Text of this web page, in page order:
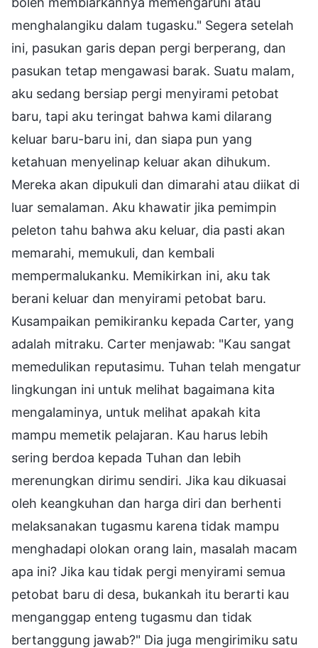
menghalangiku dalam tugasku." Segera setelah
ini, pasukan garis depan pergi berperang, dan
pasukan tetap mengawasi barak. Suatu malam,
aku sedang bersiap pergi menyirami petobat
baru, tapi aku teringat bahwa kami dilarang
keluar baru-baru ini, dan siapa pun yang
ketahuan menyelinap keluar akan dihukum.
Mereka akan dipukuli dan dimarahi atau diikat di
luar semalaman. Aku khawatir jika pemimpin
peleton tahu bahwa aku keluar, dia pasti akan
memarahi, memukuli, dan kembali
mempermalukanku. Memikirkan ini, aku tak
berani keluar dan menyirami petobat baru.
Kusampaikan pemikiranku kepada Carter, yang
adalah mitraku. Carter menjawab: "Kau sangat
memedulikan reputasimu. Tuhan telah mengatur
lingkungan ini untuk melihat bagaimana kita
mengalaminya, untuk melihat apakah kita
mampu memetik pelajaran. Kau harus lebih
sering berdoa kepada Tuhan dan lebih
merenungkan dirimu sendiri. Jika kau dikuasai
oleh keangkuhan dan harga diri dan berhenti
melaksanakan tugasmu karena tidak mampu
menghadapi olokan orang lain, masalah macam
apa ini? Jika kau tidak pergi menyirami semua
petobat baru di desa, bukankah itu berarti kau
menganggap enteng tugasmu dan tidak
bertanggung jawab?" Dia juga mengirimiku satu